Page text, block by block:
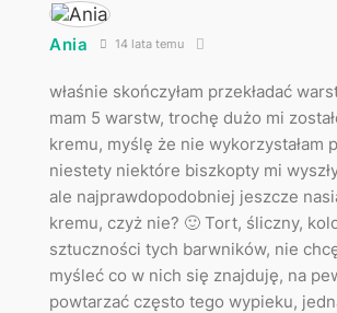
Ania 14 lata temu
właśnie skończyłam przekładać
mam 5 warstw, trochę dużo mi
kremu, myślę że nie wykorzystałam
niestety niektóre biszkopty mi
ale najprawdopodobniej jeszcze
kremu, czyż nie? 🙂 Tort, śliczny,
sztuczności tych barwników, nie
myśleć co w nich się znajduję, na
powtarzać często tego wypieku,